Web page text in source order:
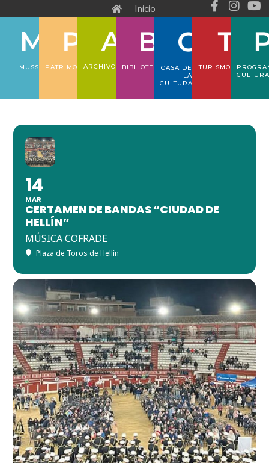
contenido
Inicio
F
a
c
o
-
I
n
g
r
m
Y
o
u
u
b
e
MUSS PATRIMONIOARCHIVO BIBLIOTECACASA DE
LA
CULTURA
TURISMO
14
MAR
CERTAMEN DE BANDAS “CIUDAD DE
HELLÍN”
MÚSICA COFRADE
Plaza de Toros de Hellín